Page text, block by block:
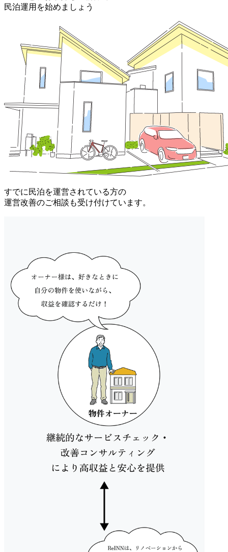
民泊運用を始めましょう
すでに民泊を運営されている方の
運営改善のご相談も受け付けています。